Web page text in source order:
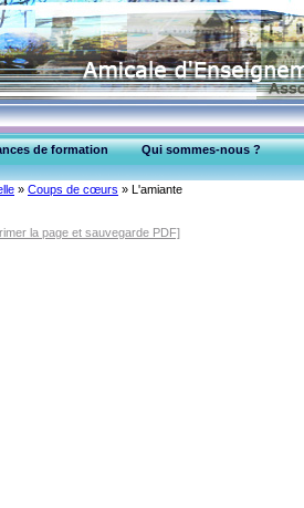
» Coups de cœurs » L'amiante
la page et sauvegarde PDF]
de formation
Qui sommes-nous ?
EPU-95 Montmorency